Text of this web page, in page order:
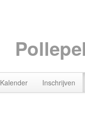
Kalender Inschrijven